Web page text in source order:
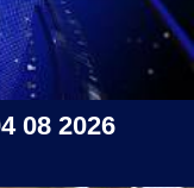
08 2026